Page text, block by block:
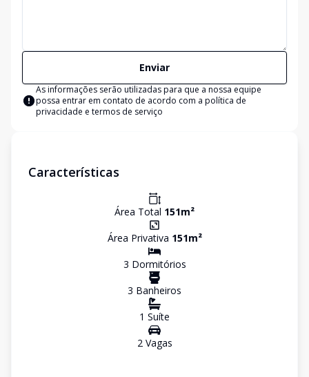
Enviar
As informações serão utilizadas para que a nossa equipe
possa entrar em contato de acordo com a política de
privacidade e termos de serviço
Características
Área Total 151m²
Área Privativa 151m²
3 Dormitórios
3 Banheiros
1 Suíte
2Vagas